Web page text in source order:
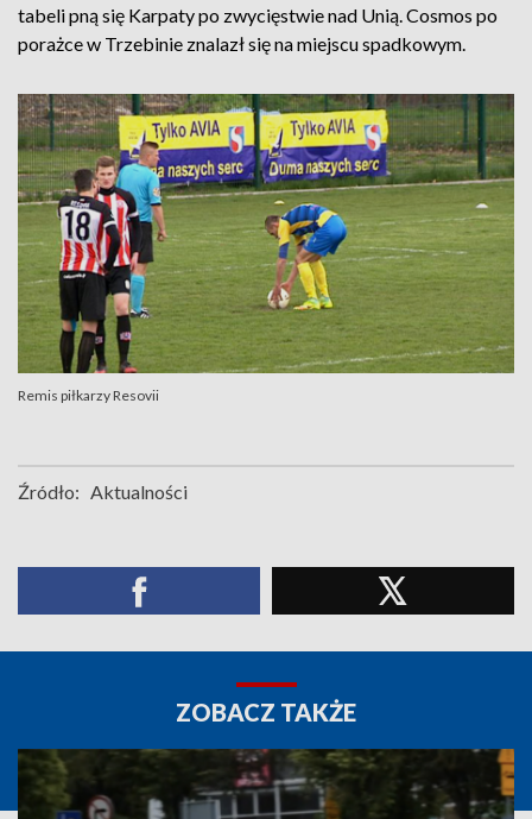
tabeli pną się Karpaty po zwycięstwie nad Unią. Cosmos po
porażce w Trzebinie znalazł się na miejscu spadkowym.
Remis piłkarzy Resovii
Źródło: Aktualności
ZOBACZ TAKŻE